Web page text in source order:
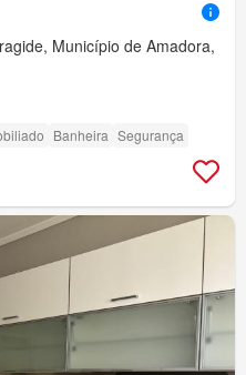
Município de Amadora,
Banheira Segurança